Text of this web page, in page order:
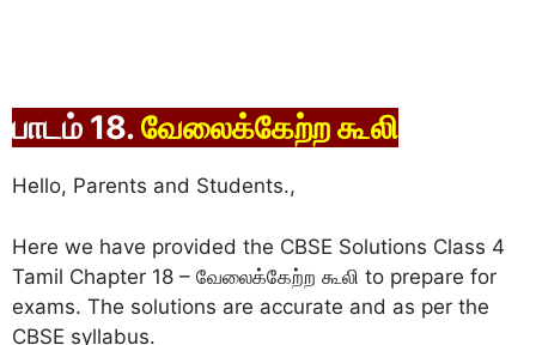
பாடம் 18.வேலைக்கேற்ற கூலி
Hello, Parents and Students.,
Here we have provided the CBSE Solutions Class 4
Tamil Chapter 18 – வேலைக்கேற்ற கூலி to prepare for
exams. The solutions are accurate and as per the
CBSE syllabus.